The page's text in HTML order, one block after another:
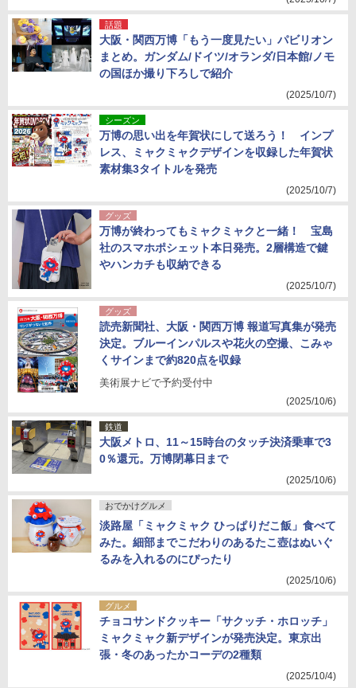
話題
大阪・関西万博「もう一度見たい」パビリオン
まとめ。ガンダム/ドイツ/オランダ/日本館/ノモ
の国ほか撮り下ろしで紹介
(2025/10/7)
シーズン
万博の思い出を年賀状にして送ろう！ インプ
レス、ミャクミャクデザインを収録した年賀状
素材集3タイトルを発売
(2025/10/7)
グッズ
万博が終わってもミャクミャクと一緒！ 宝島
社のスマホポシェット本日発売。2層構造で鍵
やハンカチも収納できる
(2025/10/7)
グッズ
読売新聞社、大阪・関西万博 報道写真集が発売
決定。ブルーインパルスや花火の空撮、こみゃ
くサインまで約820点を収録
美術展ナビで予約受付中
(2025/10/6)
鉄道
大阪メトロ、11～15時台のタッチ決済乗車で3
0％還元。万博閉幕日まで
(2025/10/6)
おでかけグルメ
淡路屋「ミャクミャク ひっぱりだこ飯」食べて
みた。細部までこだわりのあるたこ壺はぬいぐ
るみを入れるのにぴったり
(2025/10/6)
グルメ
チョコサンドクッキー「サクッチ・ホロッチ」
ミャクミャク新デザインが発売決定。東京出
張・冬のあったかコーデの2種類
(2025/10/4)